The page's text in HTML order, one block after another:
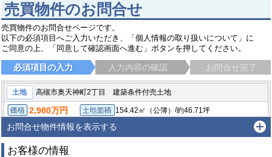
売買物件のお問合せ
売買物件のお問合せページです。
以下の必須項目へご入力いただき、「個人情報の取り扱いについて」に
ご同意の上、「同意して確認画面へ進む」ボタンを押してください。
必須項目の入力 入力内容の確認 お問合せ完了
土地 高槻市奥天神町2丁目 建築条件付売土地
価格
2,980万円 土地面積
154.42㎡（公簿）/約46.71坪
参考プラン
建物面積:105.31㎡ 間取り:3LDK
高槻市奥天神町２丁目東海道・山陽本線 高槻駅 徒歩19分
お問合せ物件情報を表示する
お客様の情報